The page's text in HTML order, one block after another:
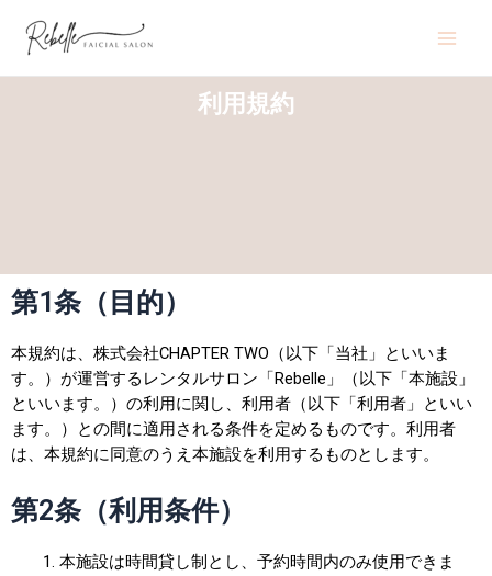
利用規約
第1条（目的）
本規約は、株式会社CHAPTER TWO（以下「当社」といいま
す。）が運営するレンタルサロン「Rebelle」（以下「本施設」
といいます。）の利用に関し、利用者（以下「利用者」といい
ます。）との間に適用される条件を定めるものです。利用者
は、本規約に同意のうえ本施設を利用するものとします。
第2条（利用条件）
本施設は時間貸し制とし、予約時間内のみ使用できま